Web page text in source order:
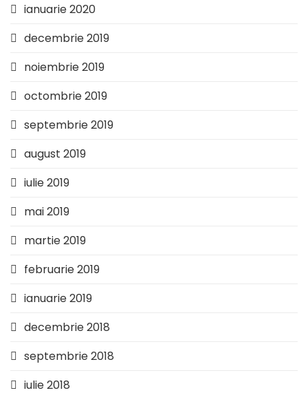
ianuarie 2020
decembrie 2019
noiembrie 2019
octombrie 2019
septembrie 2019
august 2019
iulie 2019
mai 2019
martie 2019
februarie 2019
ianuarie 2019
decembrie 2018
septembrie 2018
iulie 2018